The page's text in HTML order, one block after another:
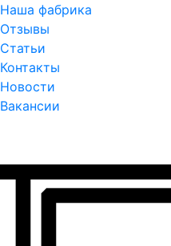
Наша фабрика
Отзывы
Статьи
Контакты
Новости
Вакансии